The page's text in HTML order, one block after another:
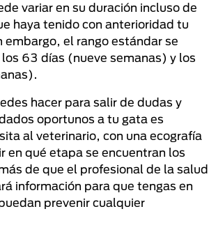
variar en su duración incluso de
haya tenido con anterioridad tu
embargo, el rango estándar se
63 días (nueve semanas) y los
hacer para salir de dudas y
oportunos a tu gata es
al veterinario, con una ecografía
en qué etapa se encuentran los
de que el profesional de la salud
información para que tengas en
prevenir cualquier